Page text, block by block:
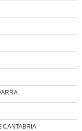
CANTABRIA